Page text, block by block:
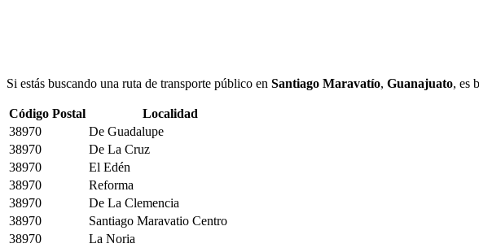
Si estás buscando una ruta de transporte público en Santiago Maravatío, Guanajuato, es
Código Postal
Localidad
38970
De Guadalupe
38970
De La Cruz
38970
El Edén
38970
Reforma
38970
De La Clemencia
38970
Santiago Maravatio Centro
38970
La Noria